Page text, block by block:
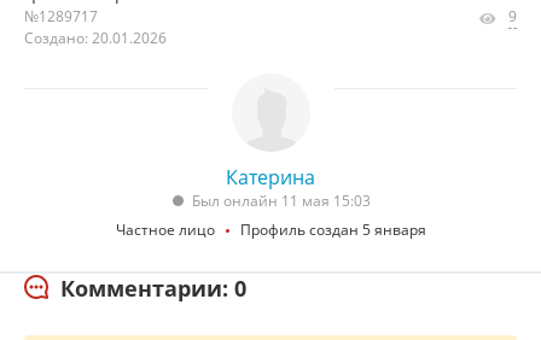
№1289717
Создано: 20.01.2026
9
Катерина
Был онлайн 11 мая 15:03
Частное лицо
Профиль создан 5 января
Комментарии: 0